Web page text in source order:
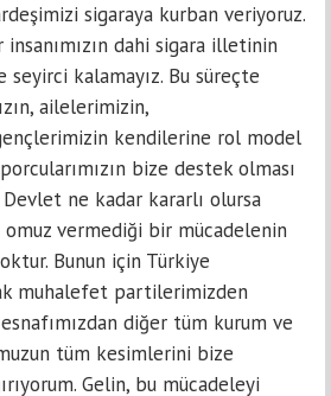
sigaraya kurban veriyoruz.
dahi sigara illetinin
seyirci kalamayız. Bu süreçte
ailelerimizin,
kendilerine rol model
bize destek olması
ne kadar kararlı olursa
vermediği bir mücadelenin
Bunun için Türkiye
muhalefet partilerimizden
diğer tüm kurum ve
tüm kesimlerini bize
Gelin, bu mücadeleyi